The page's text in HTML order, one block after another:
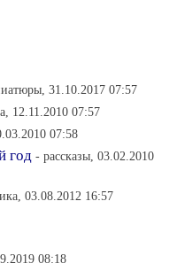
31.10.2017 07:57
12.11.2010 07:57
07:58
год - рассказы, 03.02.2010
03.08.2012 16:57
08:18